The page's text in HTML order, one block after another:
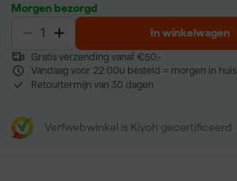
Morgen bezorgd
In winkelwagen
Gratis verzending vanaf €50,-
Vandaag voor 22:00u besteld = morgen in huis
Retourtermijn van 30 dagen
Verfwebwinkel is Kiyoh gecertificeerd